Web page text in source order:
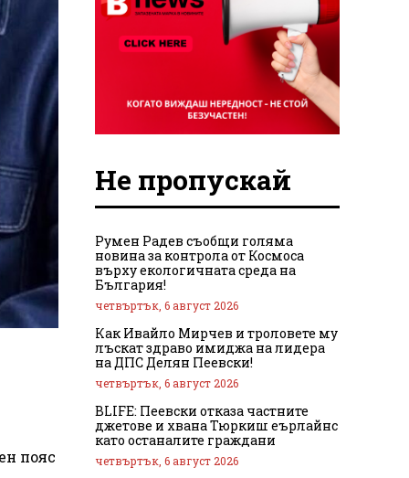
пояс
Не пропускай
Румен Радев съобщи голяма
новина за контрола от Космоса
върху екологичната среда на
България!
четвъртък, 6 август 2026
Как Ивайло Мирчев и троловете му
лъскат здраво имиджа на лидера
на ДПС Делян Пеевски!
четвъртък, 6 август 2026
BLIFE: Пеевски отказа частните
джетове и хвана Тюркиш еърлайнс
като останалите граждани
четвъртък, 6 август 2026